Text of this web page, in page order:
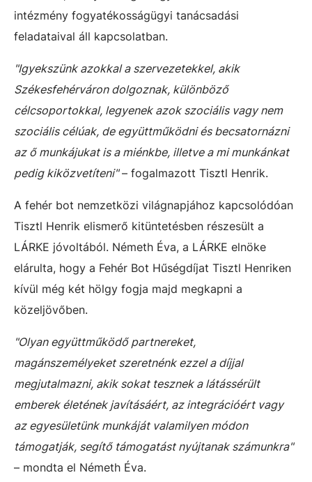
intézmény fogyatékosságügyi tanácsadási
feladataival áll kapcsolatban.
"Igyekszünk azokkal a szervezetekkel, akik
Székesfehérváron dolgoznak, különböző
célcsoportokkal, legyenek azok szociális vagy nem
szociális célúak, de együttműködni és becsatornázni
az ő munkájukat is a miénkbe, illetve a mi munkánkat
pedig kiközvetíteni"– fogalmazott Tisztl Henrik.
A fehér bot nemzetközi világnapjához kapcsolódóan
Tisztl Henrik elismerő kitüntetésben részesült a
LÁRKE jóvoltából. Németh Éva, a LÁRKE elnöke
elárulta, hogy a Fehér Bot Hűségdíjat Tisztl Henriken
kívül még két hölgy fogja majd megkapni a
közeljövőben.
"Olyan együttműködő partnereket,
magánszemélyeket szeretnénk ezzel a díjjal
megjutalmazni, akik sokat tesznek a látássérült
emberek életének javításáért, az integrációért vagy
az egyesületünk munkáját valamilyen módon
támogatják, segítő támogatást nyújtanak számunkra"
– mondta el Németh Éva.